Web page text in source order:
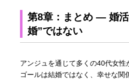
第8章：まとめ ― 婚
婚”ではない
アンジュを通じて多くの40代女
ゴールは結婚ではなく、幸せな関